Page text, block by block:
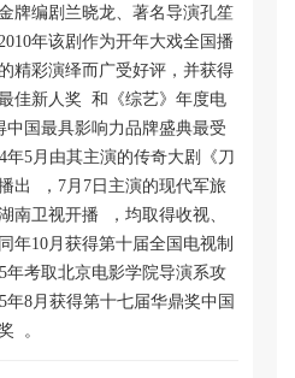
牌编剧兰晓龙、著名导演孔笙
年该剧作为开年大戏全国播
精彩演绎而广受好评，并获得
佳新人奖 和《综艺》年度电
国最具影响力品牌盛典最受
5月由其主演的传奇大剧《刀
出 ，7月7日主演的现代军旅
南卫视开播 ，均取得收视、
年10月获得第十届全国电视制
年考取北京电影学院导演系攻
8月获得第十七届华鼎奖中国
。